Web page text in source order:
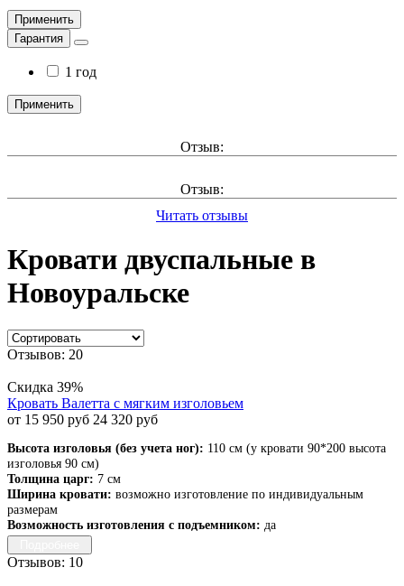
Применить
Гарантия
1 год
Применить
Отзыв:
Отзыв:
Читать отзывы
Кровати двуспальные в
Новоуральске
Отзывов: 20
Скидка 39%
Кровать Валетта с мягким изголовьем
от 15 950 руб 24 320 руб
Высота изголовья (без учета ног): 110 см (у кровати 90*200 высота
изголовья 90 см)
Толщина царг: 7 см
Ширина кровати: возможно изготовление по индивидуальным
размерам
Возможность изготовления с подъемником: да
Отзывов: 10